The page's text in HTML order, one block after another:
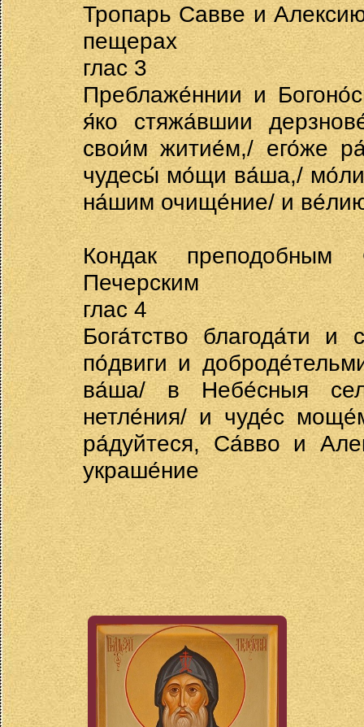
Тропарь Савве и
пещерах
глас 3
Преблаже́ннии и
я́ко стяжа́вшии
свои́м житие́м,/ его́же
чудесы́ мо́щи ва́ша,/
на́шим очище́ние/ и
Кондак
Печерским
глас 4
Бога́тство благода́ти и
по́двиги и
ва́ша/ в Небе́сныя
нетле́ния/ и чуде́с
ра́дуйтеся, Са́вво и
украше́ние